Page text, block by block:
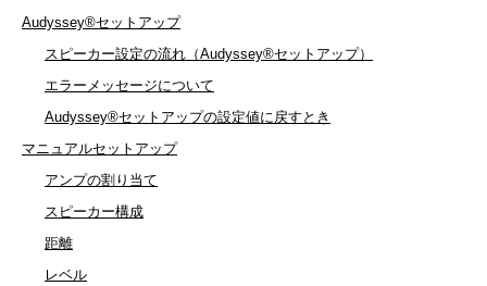
Audyssey®セットアップ
スピーカー設定の流れ（Audyssey®セットアップ）
エラーメッセージについて
Audyssey®セットアップの設定値に戻すとき
マニュアルセットアップ
アンプの割り当て
スピーカー構成
距離
レベル